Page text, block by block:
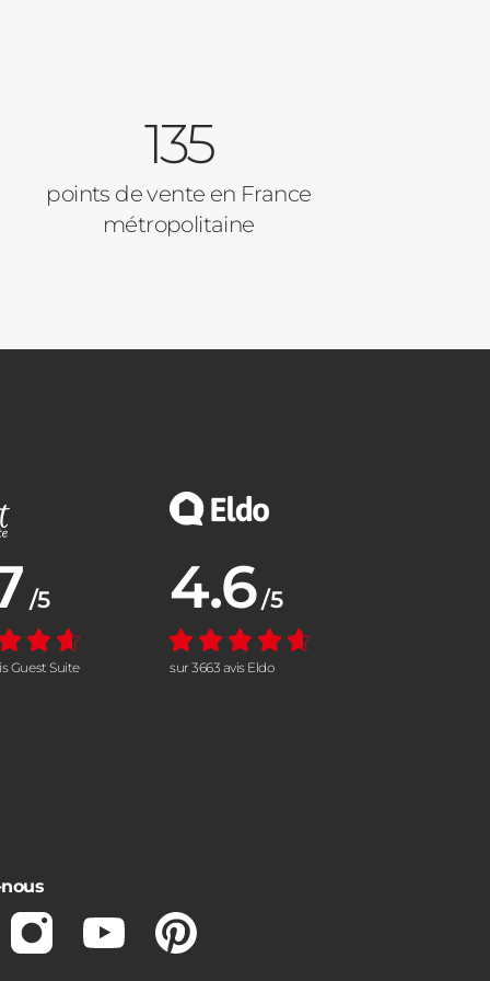
135
points de vente en France
métropolitaine
:
/5
Guest Suite
Note moyenne :
4.6 /5
sur 3663 avis Eldo
InstagramYoutubePinterest